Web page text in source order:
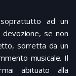
ad un
se non
sorretta da un
musicale. Il
abituato alla